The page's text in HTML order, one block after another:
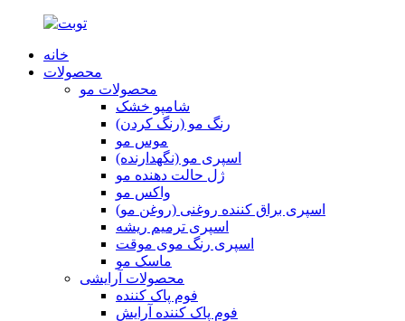
خانه
محصولات
محصولات مو
شامپو خشک
رنگ مو (رنگ کردن)
موس مو
اسپری مو (نگهدارنده)
ژل حالت دهنده مو
واکس مو
اسپری براق کننده روغنی (روغن مو)
اسپری ترمیم ریشه
اسپری رنگ موی موقت
ماسک مو
محصولات آرایشی
فوم پاک کننده
فوم پاک کننده آرایش